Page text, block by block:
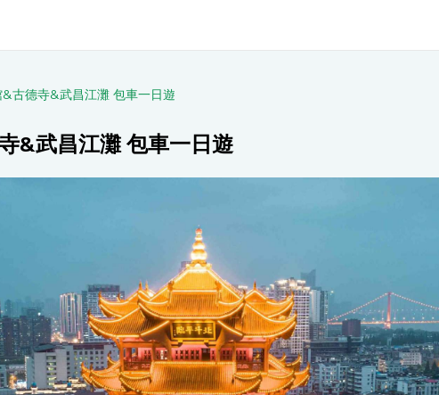
古德寺&武昌江灘 包車一日遊
&武昌江灘 包車一日遊